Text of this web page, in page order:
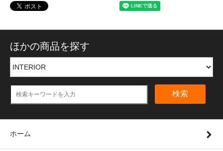
ほかの商品を探す
検索
ホーム